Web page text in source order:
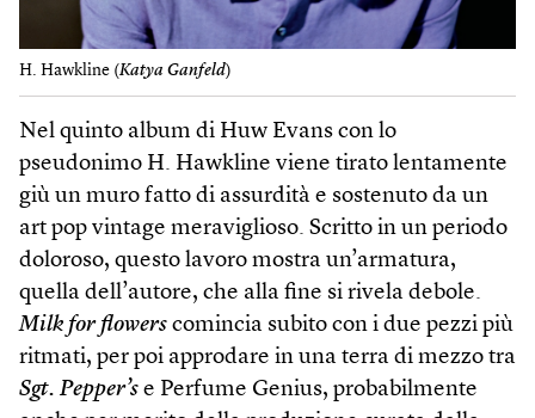
H. Hawkline (Katya Ganfeld)
Nel quinto album di Huw Evans con lo
pseudonimo H. Hawkline viene tirato lentamente
giù un muro fatto di assurdità e sostenuto da un
art pop vintage meraviglioso. Scritto in un periodo
doloroso, questo lavoro mostra un’armatura,
quella dell’autore, che alla fine si rivela debole.
Milk for flowers comincia subito con i due pezzi più
ritmati, per poi approdare in una terra di mezzo tra
Sgt. Pepper’s e Perfume Genius, probabilmente